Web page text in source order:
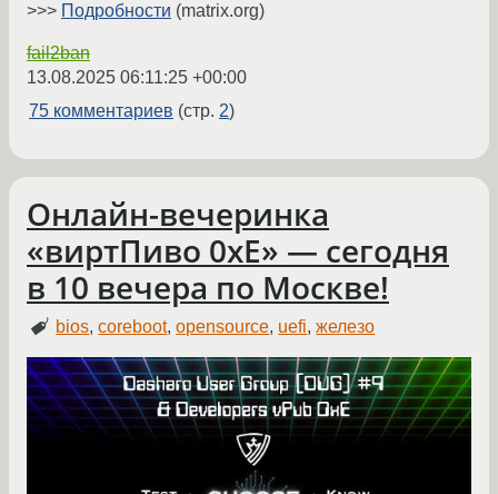
>>> Подробности (matrix.org)
fail2ban
13.08.2025 06:11:25 +00:00
75 комментариев (стр. 2)
Онлайн-вечеринка
«виртПиво 0xE» — сегодня
в 10 вечера по Москве!
bios,coreboot,opensource, uefi,железо